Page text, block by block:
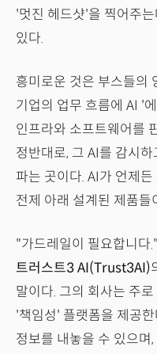
'멋진 헤드샷'을 찍어주
있다.
흥미로운 것은 부스들의
기업의 업무 흐름에 AI '
인프라와 소프트웨어를
정반대로, 그 AI를 감시
파는 곳이다. AI가 언제
전제 아래 설계된 제품들
"가드레일이 필요합니다
트러스트3 AI(Trust3AI)
말이다. 그의 회사는 주
'책임성' 플랫폼을 제공
정보를 내놓을 수 있으며